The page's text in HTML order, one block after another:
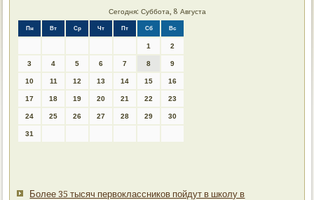
Сегодня: Суббота, 8 Августа
Пн Вт Ср Чт Пт Сб Вс
1 2
3 4 5 6 7 8 9
10 11 12 13 14 15 16
17 18 19 20 21 22 23
24 25 26 27 28 29 30
31
Более 35 тысяч первоклассников пойдут в школу в